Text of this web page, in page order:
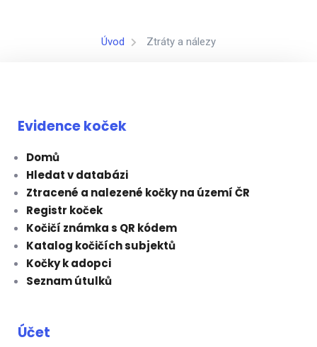
Úvod Ztráty a nálezy
Evidence koček
Domů
Hledat v databázi
Ztracené a nalezené kočky na území ČR
Registr koček
Kočičí známka s QR kódem
Katalog kočičích subjektů
Kočky k adopci
Seznam útulků
Účet